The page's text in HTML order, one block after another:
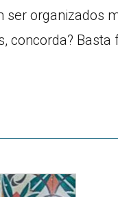
ser organizados
concorda? Basta